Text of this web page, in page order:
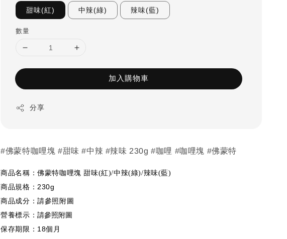
甜味(紅) 中辣(綠) 辣味(藍)
數量
加入購物車
分享
#佛蒙特咖哩塊 #甜味 #中辣 #辣味 230g #咖哩 #咖哩塊 #佛蒙特
商品名稱：佛蒙特咖哩塊 甜味(紅)/中辣(綠)/辣味(藍)
商品規格：230g
商品成分：請參照附圖
營養標示：請參照附圖
保存期限： 18個月